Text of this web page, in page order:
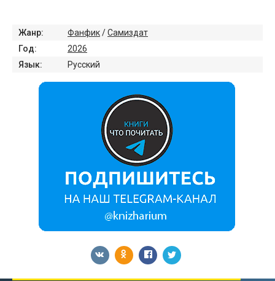
Жанр: Фанфик/Самиздат
Год:
2026
Язык:
Русский